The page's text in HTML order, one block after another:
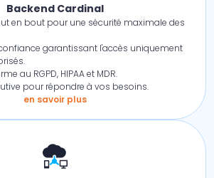
Backend Cardinal
en bout pour une sécurité maximale des
garantissant l'accès uniquement
au RGPD, HIPAA et MDR.
pour répondre à vos besoins.
en savoir plus